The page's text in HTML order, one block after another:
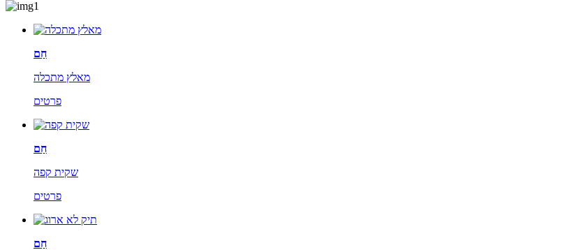
חַם
מאלץ מתכלה
פרטים
חַם
שקית קפה
פרטים
חַם